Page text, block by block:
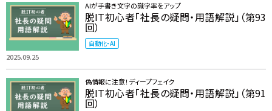
2025.09.25
AIが手書き文字の識字率をアップ
脱IT初心者「社長の疑問・用語解説」（第93
回）
自動化・AI
偽情報に注意！ディープフェイク
脱IT初心者「社長の疑問・用語解説」（第91
回）